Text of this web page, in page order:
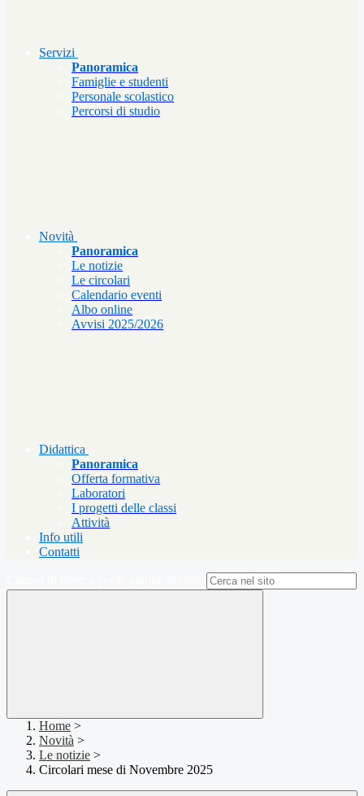
Servizi
Panoramica
Famiglie e studenti
Personale scolastico
Percorsi di studio
Novità
Panoramica
Le notizie
Le circolari
Calendario eventi
Albo online
Avvisi 2025/2026
Didattica
Panoramica
Offerta formativa
Laboratori
I progetti delle classi
Attività
Info utili
Contatti
Home >
Novità >
Le notizie >
Circolari mese di Novembre 2025